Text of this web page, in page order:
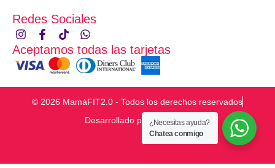
Redes Sociales
Aceptamos todas las tarjetas
© 2026 MamáFIT2.0 - Todos los derechos reservados
Desarrollado por ¿Necesitas ayuda?
Chatea conmigo